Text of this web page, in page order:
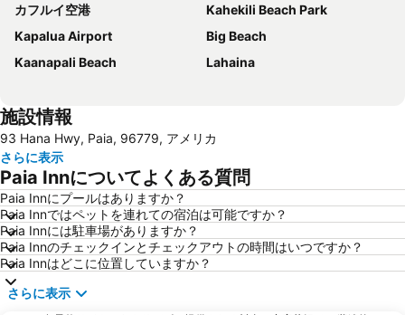
カフルイ空港
Kahekili Beach Park
Kapalua Airport
Big Beach
Kaanapali Beach
Lahaina
施設情報
93 Hana Hwy, Paia, 96779, アメリカ
さらに表示
Paia Innについてよくある質問
Paia Innにプールはありますか？
Paia Innではペットを連れての宿泊は可能ですか？
Paia Innには駐車場がありますか？
Paia Innのチェックインとチェックアウトの時間はいつですか？
Paia Innはどこに位置していますか？
さらに表示